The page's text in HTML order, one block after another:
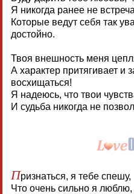
Я никогда ранее не
Которые ведут себя так
достойно.
Твоя внешность меня
А характер притягивает и
восхищаться!
Я надеюсь, что твои
И судьба никогда не
Признаться, я тебе спешу,
Что очень сильно я люблю,